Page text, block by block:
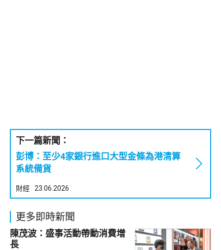
下一篇新聞：
彭博：至少4家銀行進口大型金條為港清算
系統備貨
財經 23.06.2026
更多即時新聞
陳茂波：盛事活動帶動消費增
長